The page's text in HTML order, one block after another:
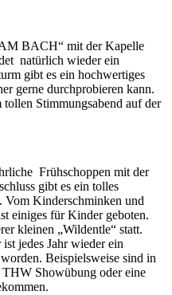
BACH“ mit der Kapelle
natürlich wieder ein
gibt es ein hochwertiges
gerne durchprobieren kann.
Stimmungsabend auf der
Frühschoppen mit der
gibt es ein tolles
Vom Kinderschminken und
einiges für Kinder geboten.
kleinen „Wildentle“ statt.
jedes Jahr wieder ein
Beispielsweise sind in
THW Showübung oder eine